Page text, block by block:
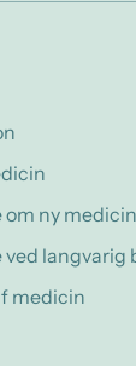
ny medicin
langvarig
medicin